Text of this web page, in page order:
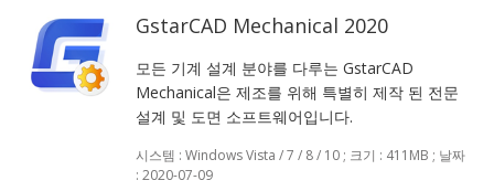
GstarCAD Mechanical 2020
모든 기계 설계 분야를 다루는 GstarCAD
Mechanical은 제조를 위해 특별히 제작 된 전문
설계 및 도면 소프트웨어입니다.
시스템 : Windows Vista / 7 / 8 / 10 ; 크기 : 411MB ; 날짜
: 2020-07-09